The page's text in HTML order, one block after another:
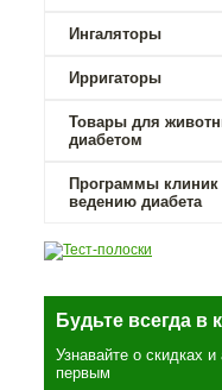
Ингаляторы
Ирригаторы
Товары для
диабетом
Программы клиник
ведению диабета
Будьте всегда в
Узнавайте о скидках и
первым